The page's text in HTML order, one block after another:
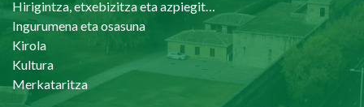
Ingurumena eta osasuna
Kirola
Kultura
Merkataritza